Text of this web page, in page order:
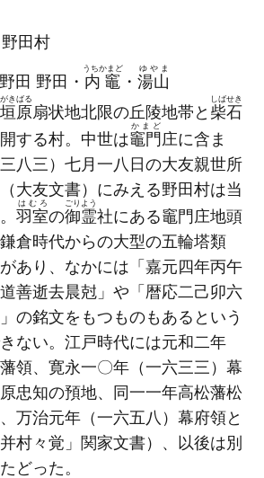
野田村
田 野田・ 内竈
うちかまど
・ 湯山
ゆやま
原
きばる
扇状地北限の丘陵地帯と 柴石
しばせき
する村。中世は竈門
かまど
庄に含ま
八三） 七月一八日の大友親世所
（大友文書） にみえる野田村は当
羽室
はむろ
の御霊
ごりよう
社にある竈門庄地頭
倉時代からの大型の五輪塔類
があり、なかには「嘉元四年丙午
善逝去晨尅」や「暦応二己卯六
の銘文をもつものもあるという
ない。江戸時代には元和二年
領、寛永一〇年 （一六三三） 幕
忠知の預地、同一一年高松藩松
万治元年 （一六五八） 幕府領と
村々覚」関家文書）
、以後は別
どった。